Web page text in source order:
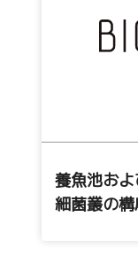
養魚池お
細菌叢の